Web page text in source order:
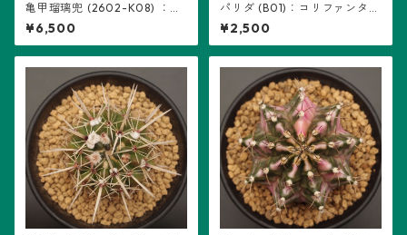
亀甲瑠璃兜 (2602-K08) ：ア
ストロフィツム属 ※実生
¥6,500
パリダ (B01)：コリファンタ属
※実生
¥2,500